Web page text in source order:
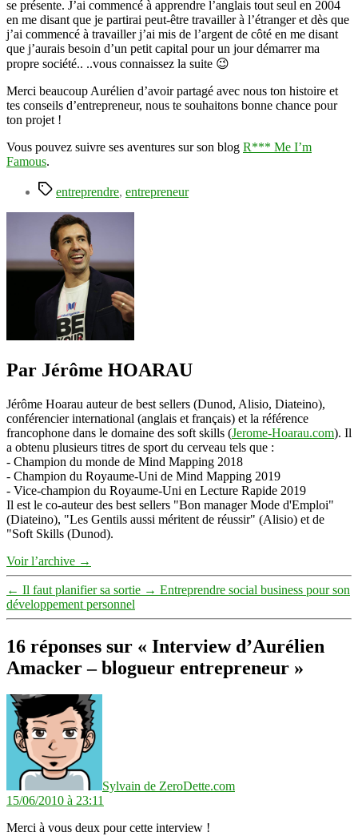
se présente. J’ai commencé à apprendre l’anglais tout seul en 2004
en me disant que je partirai peut-être travailler à l’étranger et dès que
j’ai commencé à travailler j’ai mis de l’argent de côté en me disant
que j’aurais besoin d’un petit capital pour un jour démarrer ma
propre société.. ..vous connaissez la suite 😉
Merci beaucoup Aurélien d’avoir partagé avec nous ton histoire et
tes conseils d’entrepreneur, nous te souhaitons bonne chance pour
ton projet !
Vous pouvez suivre ses aventures sur son blog R*** Me I’m
Famous.
Étiquettes
entreprendre, entrepreneur
Par Jérôme HOARAU
Jérôme Hoarau auteur de best sellers (Dunod, Alisio, Diateino),
conférencier international (anglais et français) et la référence
francophone dans le domaine des soft skills (Jerome-Hoarau.com). Il
a obtenu plusieurs titres de sport du cerveau tels que :
- Champion du monde de Mind Mapping 2018
- Champion du Royaume-Uni de Mind Mapping 2019
- Vice-champion du Royaume-Uni en Lecture Rapide 2019
Il est le co-auteur des best sellers "Bon manager Mode d'Emploi"
(Diateino), "Les Gentils aussi méritent de réussir" (Alisio) et de
"Soft Skills (Dunod).
Voir l’archive →
← Il faut planifier sa sortie → Entreprendre social business pour son
développement personnel
16 réponses sur « Interview d’Aurélien
Amacker – blogueur entrepreneur »
Sylvain de ZeroDette.com
15/06/2010 à 23:11
Merci à vous deux pour cette interview !